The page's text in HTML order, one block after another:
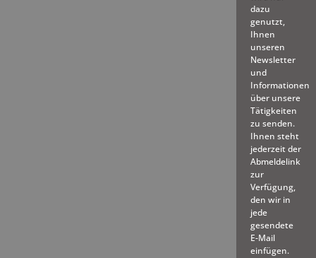
dazu
genutzt,
Ihnen
unseren
Newsletter
und
Informationen
über unsere
Tätigkeiten
zu senden.
Ihnen steht
jederzeit der
Abmeldelink
zur
Verfügung,
den wir in
jede
gesendete
E-Mail
einfügen.